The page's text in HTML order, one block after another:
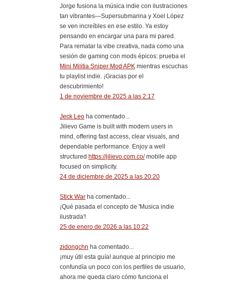
Jorge fusiona la música indie con ilustraciones
tan vibrantes—Supersubmarina y Xoel López
se ven increíbles en ese estilo. Ya estoy
pensando en encargar una para mi pared.
Para rematar la vibe creativa, nada como una
sesión de gaming con mods épicos: prueba el
Mini Militia Sniper Mod APK mientras escuchas
tu playlist indie. ¡Gracias por el
descubrimiento!
1 de noviembre de 2025 a las 2:17
Jeck Leo ha comentado...
Jilievo Game is built with modern users in
mind, offering fast access, clear visuals, and
dependable performance. Enjoy a well
structured https://jilievo.com.co/mobile app
focused on simplicity.
24 de diciembre de 2025 a las 20:20
Stick War ha comentado...
¡Qué pasada el concepto de 'Musica indie
ilustrada'!
25 de enero de 2026 a las 10:22
zidongchn ha comentado...
¡muy útil esta guía! aunque al principio me
confundía un poco con los perfiles de usuario,
ahora me queda claro cómo funciona el